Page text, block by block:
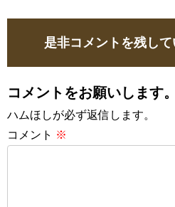
是非コメントを残して
コメントをお願いします。
ハムほしが必ず返信します。
コメント ※